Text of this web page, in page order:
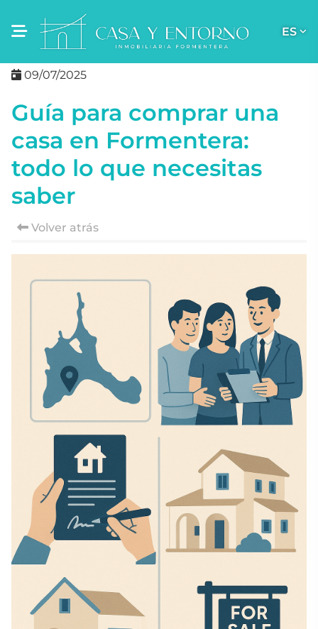
ES
Guía para comprar una
casa en Formentera:
todo lo que necesitas
saber
Volver atrás
09/07/2025